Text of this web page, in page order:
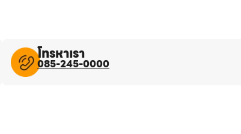
โทรหาเรา
085-245-0000